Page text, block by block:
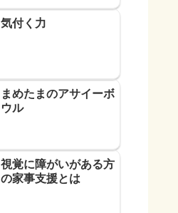
定要件と支援方法！を
解説します～
気付く力
まめたまのアサイーボ
ウル
視覚に障がいがある方
の家事支援とは